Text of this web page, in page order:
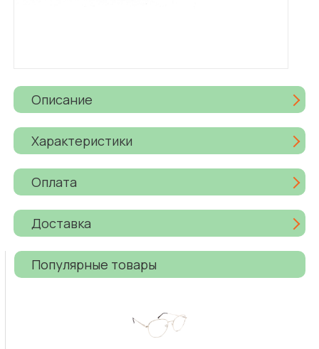
Описание
Характеристики
Оплата
Доставка
Популярные товары